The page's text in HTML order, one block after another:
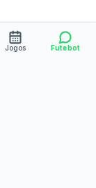
Jogos Futebot